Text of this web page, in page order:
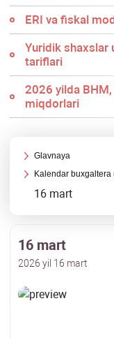
ERI va fiskal
Yuridik shaхslar
tariflari
2026 yilda
miqdorlari
Glavnaya
Kalendar buхgaltera
16 mart
16 mart
2026 yil 16 mart